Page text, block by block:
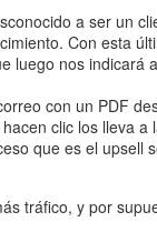
a ser un
Con esta
luego nos indicará
con un PDF
clic los lleva a
que es el upsell
tráfico, y por